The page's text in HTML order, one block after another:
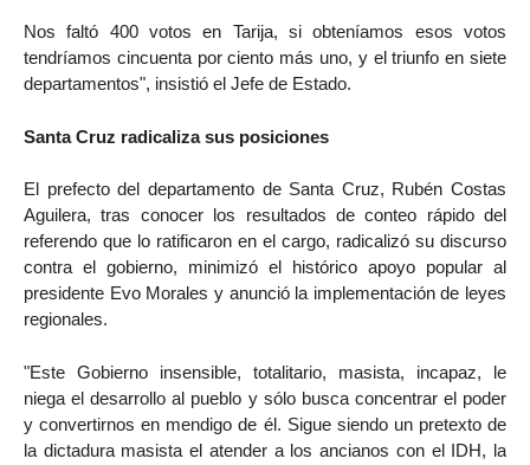
Nos faltó 400 votos en Tarija, si obteníamos esos votos
tendríamos cincuenta por ciento más uno, y el triunfo en siete
departamentos", insistió el Jefe de Estado.
Santa Cruz radicaliza sus posiciones
El prefecto del departamento de Santa Cruz, Rubén Costas
Aguilera, tras conocer los resultados de conteo rápido del
referendo que lo ratificaron en el cargo, radicalizó su discurso
contra el gobierno, minimizó el histórico apoyo popular al
presidente Evo Morales y anunció la implementación de leyes
regionales.
"Este Gobierno insensible, totalitario, masista, incapaz, le
niega el desarrollo al pueblo y sólo busca concentrar el poder
y convertirnos en mendigo de él. Sigue siendo un pretexto de
la dictadura masista el atender a los ancianos con el IDH, la